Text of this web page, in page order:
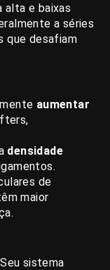
alta e baixas
a séries
que desafiam
aumentar
densidade
de
maior
Seu sistema